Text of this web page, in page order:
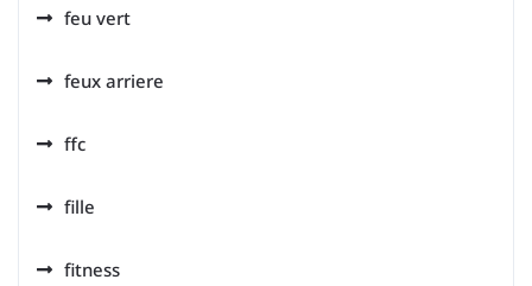
feu vert
feux arriere
ffc
fille
fitness